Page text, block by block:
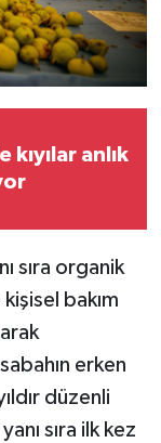
kıyılar anlık
sıra organik
bakım
erken
düzenli
sıra ilk kez